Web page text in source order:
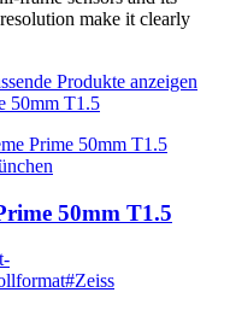
make it clearly
Produkte anzeigen
50mm T1.5
50mm T1.5
#Zeiss